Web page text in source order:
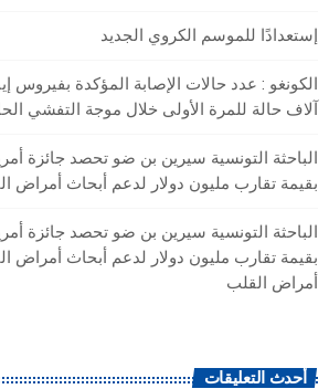
إستعدادًا للموسم الكروي الجديد
الكونغو : ​عدد حالات الإصابة المؤكدة بفيروس
آلاف ‌حالة للمرة الأولى ‌خلال موجة التفشي
الباحثة التونسية سيرين بن ضو تحصد جائزة
بقيمة تقارب مليون دولار لدعم أبحاث أمراض
الباحثة التونسية سيرين بن ضو تحصد جائزة
بقيمة تقارب مليون دولار لدعم أبحاث أمراض
أمراض القلب
أحدث التعليقات